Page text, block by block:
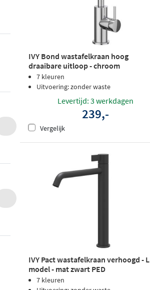
IVY Bond wastafelkraan hoog
draaibare uitloop - chroom
7 kleuren
Uitvoering: zonder waste
Levertijd: 3 werkdagen
239,-
Vergelijk
IVY Pact wastafelkraan verhoogd - L
model - mat zwart PED
7 kleuren